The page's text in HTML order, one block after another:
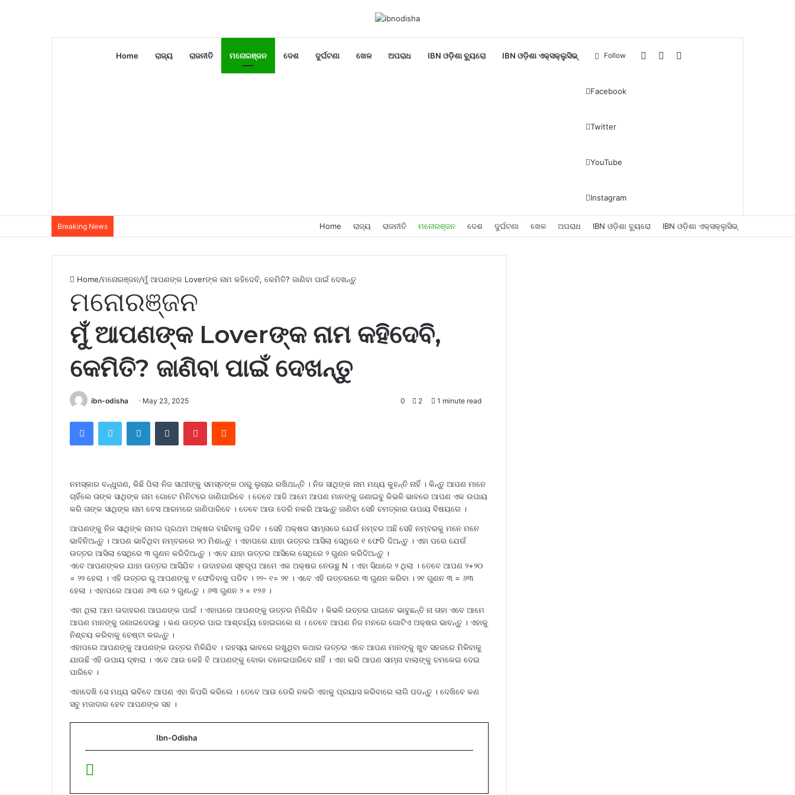
Home ରାଜ୍ୟ ରାଜନୀତି ମନୋରଞ୍ଜନ ଦେଶ ଦୁର୍ଘଟଣା ଖେଳ ଅପରାଧ IBN ଓଡ଼ିଶା ବ୍ୟୁରୋ IBN ଓଡ଼ିଶା ଏକ୍ସକ୍ଲୁସିଭ୍ Sidebar
Log
Follow
Facebook
Twitter
YouTube
Instagram
Breaking News Home ରାଜ୍ୟ ରାଜନୀତି ମନୋରଞ୍ଜନ ଦେଶ ଦୁର୍ଘଟଣା ଖେଳ ଅପରାଧ IBN ଓଡ଼ିଶା ବ୍ୟୁରୋ IBN ଓଡ଼ିଶା ଏକ୍ସକ୍ଲୁସିଭ୍
Home/ମନୋରଞ୍ଜନ/ମୁଁ ଆପଣଙ୍କ Loverଙ୍କ ନାମ କହିଦେବି, କେମିତି? ଜାଣିବା ପାଇଁ ଦେଖନ୍ତୁ
ମନୋରଞ୍ଜନ
ମୁଁ ଆପଣଙ୍କ Loverଙ୍କ ନାମ କହିଦେବି,
କେମିତି? ଜାଣିବା ପାଇଁ ଦେଖନ୍ତୁ
ibn-odisha May 23, 2025 0 2 1 minute read
FacebookTwitter LinkedInTumblr PinterestReddit
ନମସ୍କାର ବନ୍ଧୁଗଣ, କିଛି ପିଲା ନିଜ ସାଥୀଙ୍କୁ ସମସ୍ତଙ୍କ ଠାରୁ ଲୁଚାଇ ରଖିଥାନ୍ତି । ନିଜ ସାଥିଙ୍କ ନାମ ମଧ୍ୟ କୁହନ୍ତି ନାହିଁ । କିନ୍ତୁ ଆପଣ ମାନେ
ଚାହିଁଲେ ତାଙ୍କ ସାଥିଙ୍କ ନାମ ଗୋଟେ ମିନିଟରେ ଜାଣିପାରିବେ । ତେବେ ଆଜି ଆମେ ଆପଣ ମାନଙ୍କୁ ଜଣାଇବୁ କିଭଳି ଭାବରେ ଆପଣ ଏକ ଉପାୟ
କରି ତାଙ୍କ ସାଥିଙ୍କ ନାମ ବେସ ଆରମରେ ଜାଣିପାରିବେ । ତେବେ ଆଉ ଡେରି ନକରି ଆସନ୍ତୁ ଜାଣିବା ସେହି ଚମତ୍କାର ଉପାୟ ବିଷୟରେ ।
ଆପଣଙ୍କୁ ନିଜ ସାଥିଙ୍କ ନାମର ପ୍ରଥମ ଅକ୍ଷର ବାଛିବାକୁ ପଡିବ । ସେହି ଅକ୍ଷର ସାମ୍ନାରେ ଯେଉଁ ନମ୍ବର ଅଛି ସେହି ନମ୍ବରକୁ ମନେ ମନେ
ଭାବିନିଅନ୍ତୁ । ଆପଣ ଭାବିଥିବା ନମ୍ବରରେ ୨୦ ମିଶାନ୍ତୁ । ଏହାପରେ ଯାହା ଉତ୍ତର ଆସିଲା ସେଥିରେ ୧ ଫେଡି ଦିଅନ୍ତୁ । ଏହା ପରେ ଯେଉଁ
ଉତ୍ତର ଆସିଲା ସେଥିରେ ୩ ଗୁଣନ କରିଦିଅନ୍ତୁ । ଏବେ ଯାହା ଉତ୍ତର ଆସିଲେ ସେଥିରେ ୨ ଗୁଣନ କରିଦିଅନ୍ତୁ ।
ଏବେ ଆପଣଙ୍କର ଯାହା ଉତ୍ତର ଆସିଯିବ । ଉଦାହରଣ ସ୍ଵରୂପ ଆମେ ଏକ ଅକ୍ଷର ନେଉଛୁ N । ଏହା ସିଧାରେ ୨ ଥିଲା । ତେବେ ଆପଣ ୨+୨୦
= ୨୨ ହେଲା । ଏହି ଉତ୍ତର ରୁ ଆପଣଙ୍କୁ ୧ ଫେଡିବାକୁ ପଡିବ । ୨୨- ୧= ୨୧ । ଏବେ ଏହି ଉତ୍ତରରେ ୩ ଗୁଣନ କରିବା । ୨୧ ଗୁଣନ ୩ = ୬୩
ହେଲା । ଏହାପରେ ଆପଣ ୬୩ ରେ ୨ ଗୁଣନ୍ତୁ । ୬୩ ଗୁଣନ ୨ = ୧୨୬ ।
ଏହା ଥିଲା ଆମ ଉଦାହରଣ ଆପଣଙ୍କ ପାଇଁ । ଏହାପରେ ଆପଣଙ୍କୁ ଉତ୍ତର ମିଳିଯିବ । କିଭଳି ଉତ୍ତର ପାଇବେ ଭାବୁଛନ୍ତି ନା ତାହା ଏବେ ଆମେ
ଆପଣ ମାନଙ୍କୁ ଜଣାଇଦେଉଛୁ । କଣ ଉତ୍ତର ପାଇ ଆଶ୍ଚର୍ଯ୍ୟ ହୋଇଗଲେ ନା । ତେବେ ଆପଣ ନିଜ ମନରେ ଗୋଟିଏ ଅକ୍ଷର ଭାବନ୍ତୁ । ଏହାକୁ
ନିଶ୍ଚୟ କରିବାକୁ ଚେଷ୍ଟା କରନ୍ତୁ ।
ଏହାପରେ ଆପଣଙ୍କୁ ଆପଣଙ୍କ ଉତ୍ତର ମିଳିଯିବ । ରହସ୍ୟ ଭାବରେ ରଖୁଥିବା କଥାର ଉତ୍ତର ଏବେ ଆପଣ ମାନଙ୍କୁ ଖୁବ ସହଜରେ ମିଳିବାକୁ
ଯାଉଛି ଏହି ଉପାୟ ଦ୍ଵାରା । ଏବେ ଆଉ କେହି ବି ଆପଣଙ୍କୁ ବୋକା ବନେଇପାରିବେ ନାହିଁ । ଏହା କରି ଆପଣ ସାମ୍ନା ବାଲାଙ୍କୁ ଚମକେଇ ଦେଇ
ପାରିବେ ।
ଏହାଦେଖି ସେ ମଧ୍ୟ ଭବିବେ ଆପଣ ଏହା କିପରି କରିଲେ । ତେବେ ଆଉ ଡେରି ନକରି ଏହାକୁ ପ୍ରୟାସ କରିବାରେ ଲାଗି ପଡନ୍ତୁ । ଦେଖିବେ କଣ
ସବୁ ମଜାଦାର ହେବ ଆପଣଙ୍କ ସହ ।
Ibn-Odisha